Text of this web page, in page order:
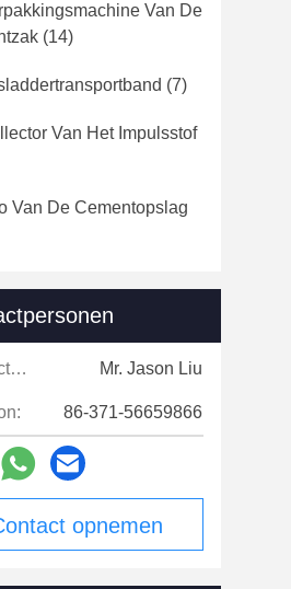
Van De
(14)
(7)
Van Het Impulsstof
Van De Cementopslag
Contactpersonen: Mr. Jason Liu
86-371-56659866
opnemen